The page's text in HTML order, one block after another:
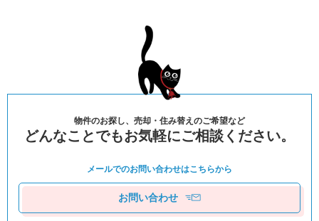
物件のお探し、売却・住み替えのご希望など
どんなことでもお気軽にご相談ください。
メールでのお問い合わせはこちらから
お問い合わせ